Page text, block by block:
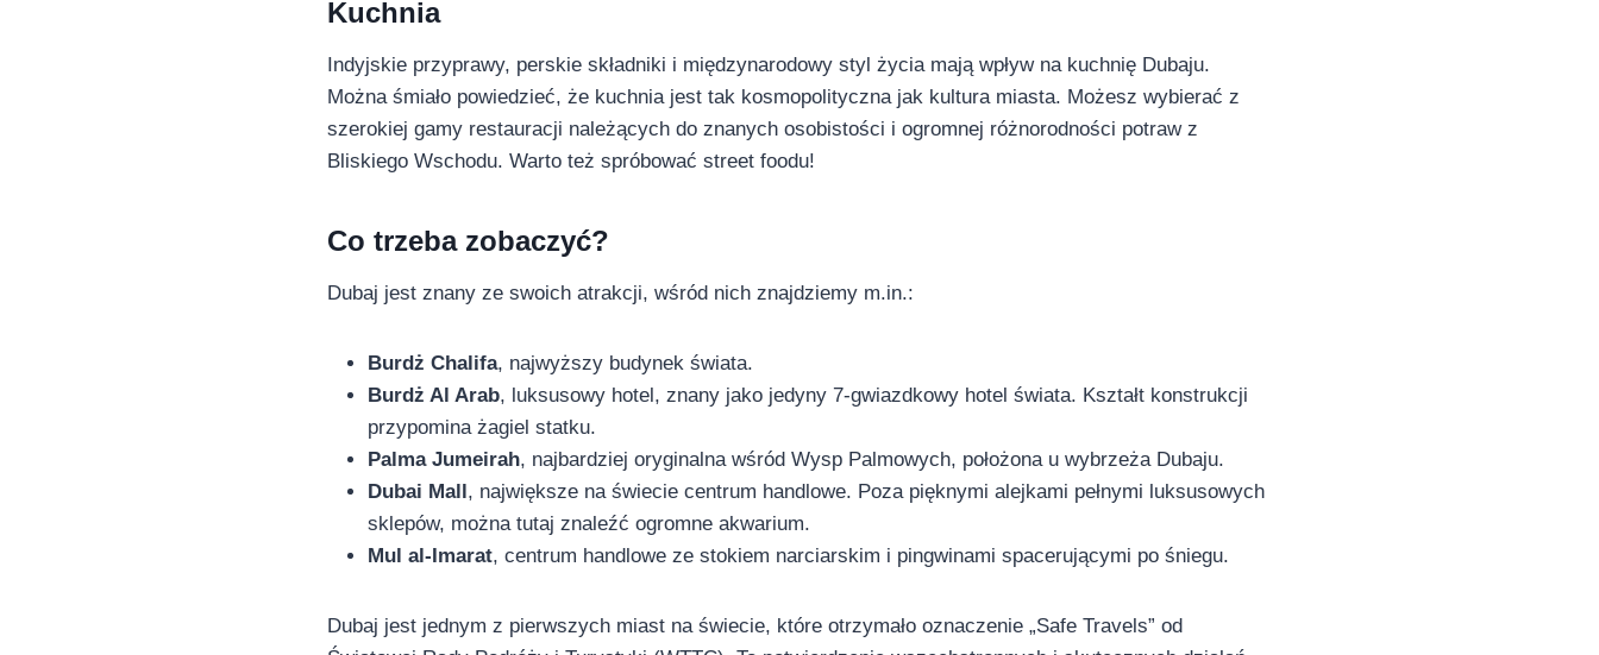
Kuchnia
Indyjskie przyprawy, perskie składniki i międzynarodowy styl życia mają wpływ na kuchnię Dubaju.
Można śmiało powiedzieć, że kuchnia jest tak kosmopolityczna jak kultura miasta. Możesz wybierać z
szerokiej gamy restauracji należących do znanych osobistości i ogromnej różnorodności potraw z
Bliskiego Wschodu. Warto też spróbować street foodu!
Co trzeba zobaczyć?
Dubaj jest znany ze swoich atrakcji, wśród nich znajdziemy m.in.:
Burdż Chalifa, najwyższy budynek świata.
Burdż Al Arab, luksusowy hotel, znany jako jedyny 7-gwiazdkowy hotel świata. Kształt konstrukcji
przypomina żagiel statku.
Palma Jumeirah, najbardziej oryginalna wśród Wysp Palmowych, położona u wybrzeża Dubaju.
Dubai Mall, największe na świecie centrum handlowe. Poza pięknymi alejkami pełnymi luksusowych
sklepów, można tutaj znaleźć ogromne akwarium.
Mul al-Imarat, centrum handlowe ze stokiem narciarskim i pingwinami spacerującymi po śniegu.
Dubaj jest jednym z pierwszych miast na świecie, które otrzymało oznaczenie „Safe Travels” od